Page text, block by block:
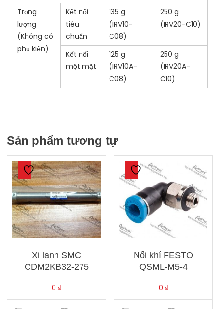
Trọng
lượng
(Không có
phụ kiện)
Kết nối
tiêu
chuẩn
135 g
(IRV10-
C08)
250 g
(IRV20-C10)
Kết nối
một mặt
125 g
(IRV10A-
C08)
250 g
(IRV20A-
C10)
Sản phẩm tương tự
Xi lanh SMC
CDM2KB32-275
0 ₫
Nối khí FESTO
QSML-M5-4
0 ₫